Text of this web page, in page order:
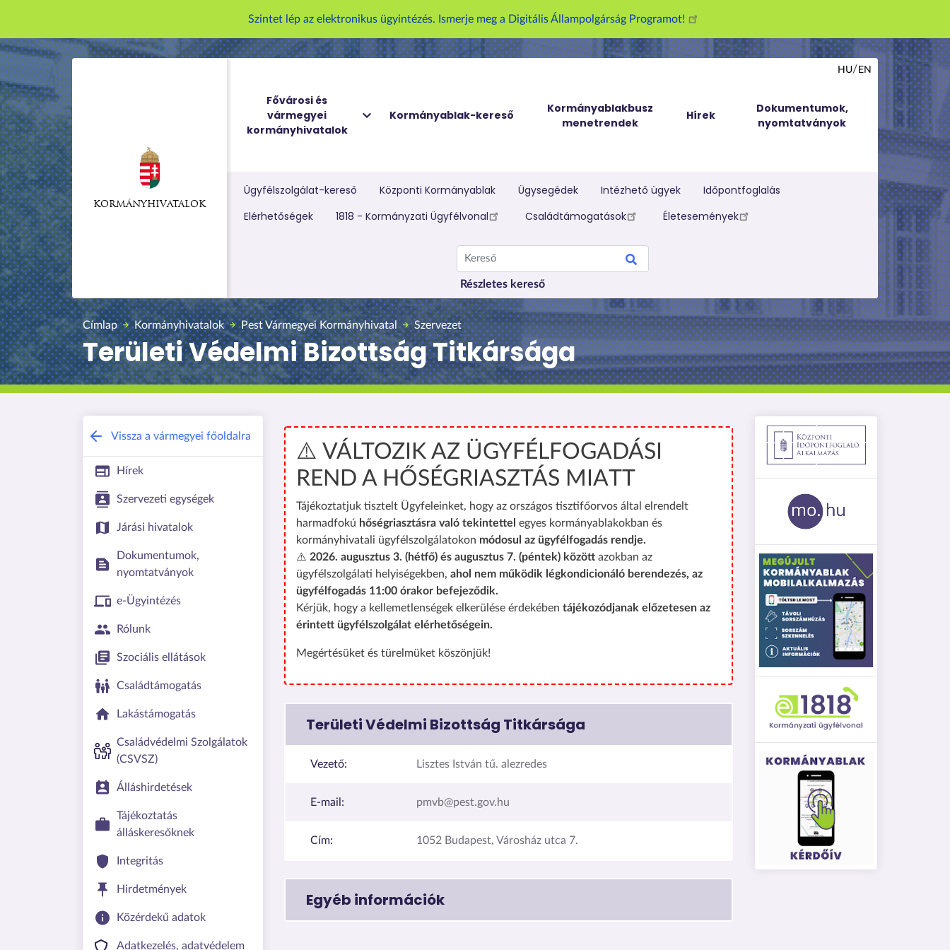
r
t
a
o
r
a
Szintet lép az elektronikus ügyintézés. Ismerje meg a Digitális Állampolgárság Programot!
KORMÁNYHIVATALOK
Fővárosi és
vármegyei
kormányhivatalok
Kormányablak-kereső
Kormányablakbusz
menetrendek
Hírek
Dokumentumok,
nyomtatványok
HU EN
Kereső melletti menü
Ügyfélszolgálat-kereső Központi Kormányablak Ügysegédek Intézhető ügyek
Időpontfoglalás
Elérhetőségek
1818 - Kormányzati Ügyfélvonal Családtámogatások Életesemények
Kereső
Részletes kereső
Címlap Kormányhivatalok Pest Vármegyei Kormányhivatal Szervezet
Területi Védelmi Bizottság Titkársága
Vissza a vármegyei főoldalra
Hírek
Szervezeti egységek
Járási hivatalok
Dokumentumok,
nyomtatványok
e-Ügyintézés
Rólunk
Szociális ellátások
Családtámogatás
Lakástámogatás
Családvédelmi Szolgálatok
(CSVSZ)
Álláshirdetések
Tájékoztatás
álláskeresőknek
Integritás
Hirdetmények
Közérdekű adatok
Adatkezelés, adatvédelem
⚠️ VÁLTOZIK AZ ÜGYFÉLFOGADÁSI
REND A HŐSÉGRIASZTÁS MIATT
Tájékoztatjuk tisztelt Ügyfeleinket, hogy az országos tisztifőorvos által elrendelt
harmadfokú hőségriasztásra való tekintettel egyes kormányablakokban és
kormányhivatali ügyfélszolgálatokon módosul az ügyfélfogadás rendje.
⚠️ 2026. augusztus 3. (hétfő) és augusztus 7. (péntek) között azokban az
ügyfélszolgálati helyiségekben, ahol nem működik légkondicionáló berendezés, az
ügyfélfogadás 11:00 órakor befejeződik.
Kérjük, hogy a kellemetlenségek elkerülése érdekében tájékozódjanak előzetesen az
érintett ügyfélszolgálat elérhetőségein.
Megértésüket és türelmüket köszönjük!
Területi Védelmi Bizottság Titkársága
Vezető: Lisztes István tű. alezredes
E-mail: pmvb@pest.gov.hu
Cím: 1052 Budapest, Városház utca 7.
Egyéb információk